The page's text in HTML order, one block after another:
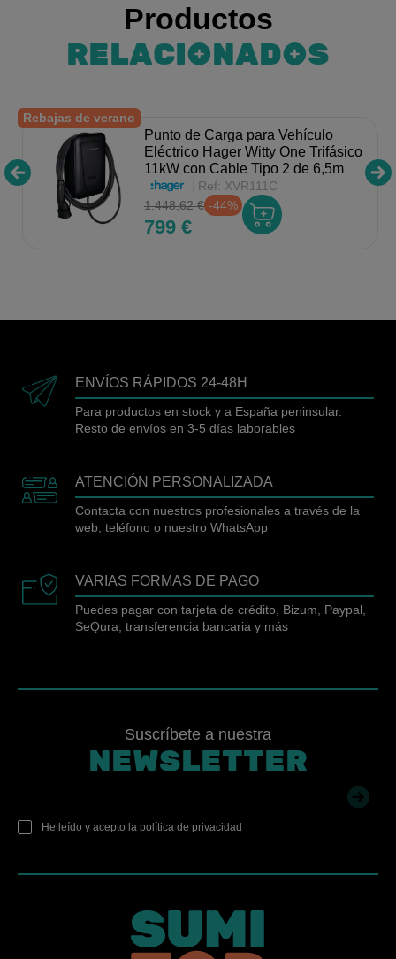
Productos
RELACIONADOS
Rebajas de verano
Punto de Carga para Vehículo
Eléctrico Hager Witty One Trifásico
11kW con Cable Tipo 2 de 6,5m
Ref: XVR111C
1.448,62 € -44%
799 €
ENVÍOS RÁPIDOS 24-48H
Para productos en stock y a España peninsular.
Resto de envíos en 3-5 días laborables
ATENCIÓN PERSONALIZADA
Contacta con nuestros profesionales a través de la
web, teléfono o nuestro WhatsApp
VARIAS FORMAS DE PAGO
Puedes pagar con tarjeta de crédito, Bizum, Paypal,
SeQura, transferencia bancaria y más
Suscríbete a nuestra
NEWSLETTER
He leído y acepto la política de privacidad